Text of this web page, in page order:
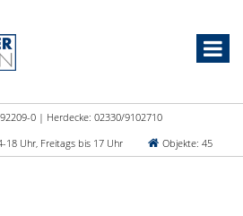
0 | Herdecke: 02330/9102710
18 Uhr, Freitags bis 17 Uhr
Objekte: 45